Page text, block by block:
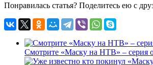
Понравилась статья? Поделитесь ею с
Смотрите «Маску на НТВ» – серия